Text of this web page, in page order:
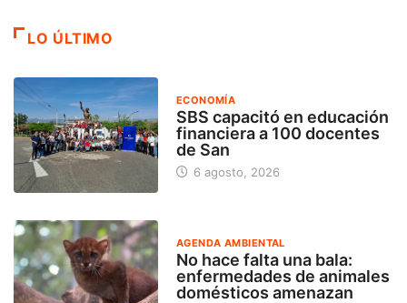
LO ÚLTIMO
ECONOMÍA
SBS capacitó en educación
financiera a 100 docentes
de San
6 agosto, 2026
AGENDA AMBIENTAL
No hace falta una bala:
enfermedades de animales
domésticos amenazan